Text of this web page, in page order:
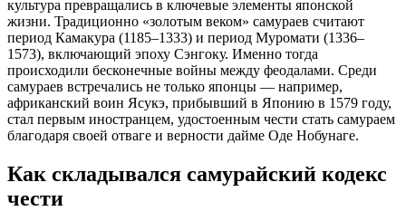
культура превращались в ключевые элементы японской
жизни. Традиционно «золотым веком» самураев считают
период Камакура (1185–1333) и период Муромати (1336–
1573), включающий эпоху Сэнгоку. Именно тогда
происходили бесконечные войны между феодалами. Среди
самураев встречались не только японцы — например,
африканский воин Ясукэ, прибывший в Японию в 1579 году,
стал первым иностранцем, удостоенным чести стать самураем
благодаря своей отваге и верности дайме Оде Нобунаге.
Как складывался самурайский кодекс
чести